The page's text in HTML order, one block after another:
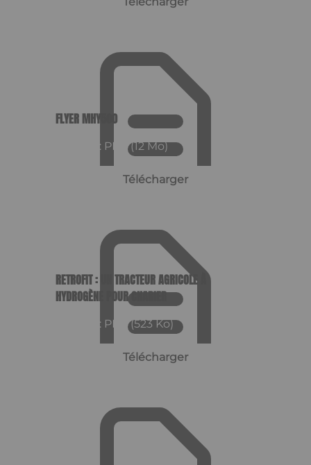
FLYER MHY500
Format : PDF (12 Mo)
Télécharger
RETROFIT : UN TRACTEUR AGRICOLE À
HYDROGÈNE POUR CHARIER
Format : PDF (523 Ko)
Télécharger